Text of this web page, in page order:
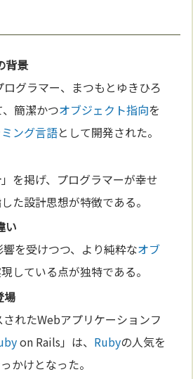
背景
ログラマー、まつもとゆきひろ
、簡潔かつオブジェクト指向を
ング言語として開発された。
を掲げ、プログラマーが幸せ
た設計思想が特徴である。
い
響を受けつつ、より純粋なオブ
している点が独特である。
場
れたWebアプリケーションフ
on Rails」は、 Rubyの人気を
かけとなった。